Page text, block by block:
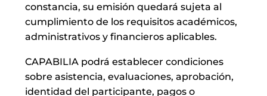
constancia, su emisión quedará sujeta al
cumplimiento de los requisitos académicos,
administrativos y financieros aplicables.
CAPABILIA podrá establecer condiciones
sobre asistencia, evaluaciones, aprobación,
identidad del participante, pagos o